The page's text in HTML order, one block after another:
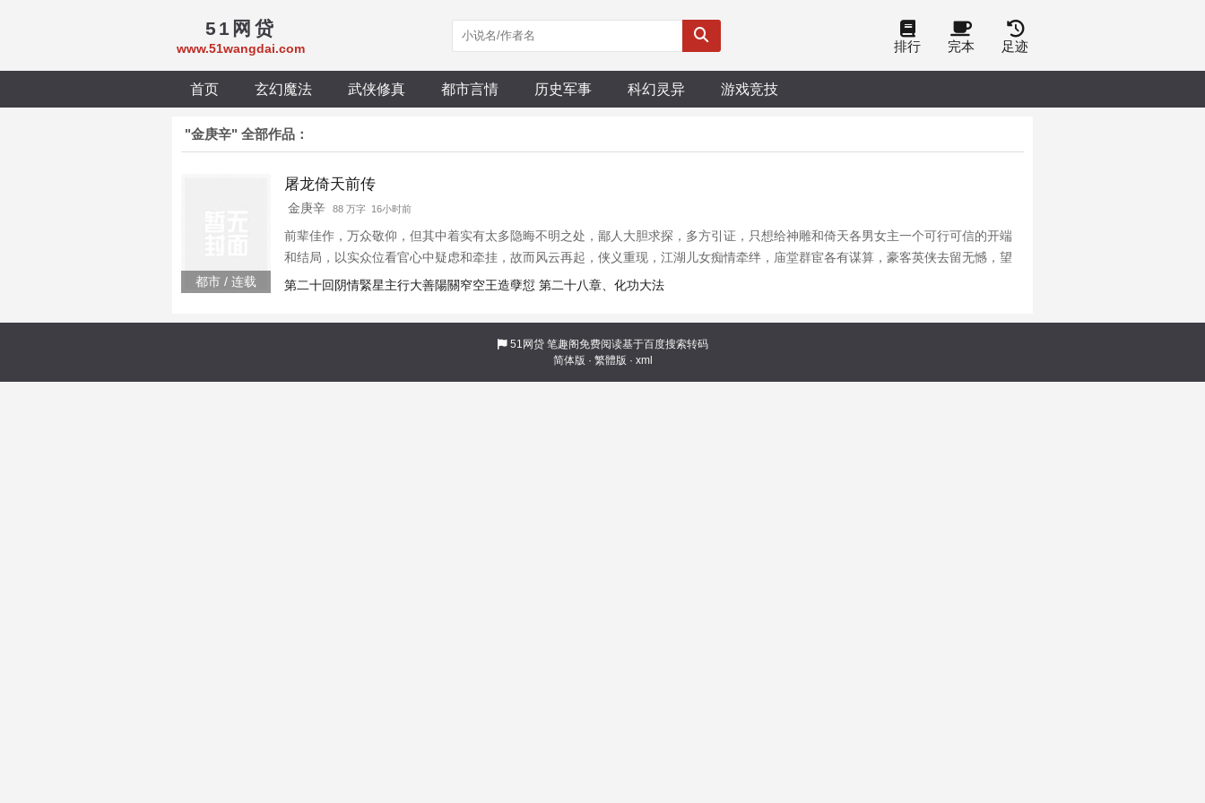
51网贷
www.51wangdai.com 排行 完本 足迹
首页 玄幻魔法 武侠修真 都市言情 历史军事 科幻灵异 游戏竞技
"金庚辛" 全部作品：
都市 / 连载
屠龙倚天前传
金庚辛 88 万字 16小时前
前辈佳作，万众敬仰，但其中着实有太多隐晦不明之处，鄙人大胆求探，多方引证，只想给神雕和倚天各男女主一个可行可信的开端
和结局，以实众位看官心中疑虑和牵挂，故而风云再起，侠义重现，江湖儿女痴情牵绊，庙堂群宦各有谋算，豪客英侠去留无憾，望
众位读者不吝评判。
第二十回阴情緊星主行大善陽關窄空王造孽愆 第二十八章、化功大法
51网贷笔趣阁免费阅读基于百度搜索转码
简体版 · 繁體版 · xml